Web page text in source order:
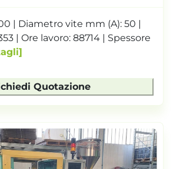
| Diametro vite mm (A): 50 |
| Ore lavoro: 88714 | Spessore
Quotazione